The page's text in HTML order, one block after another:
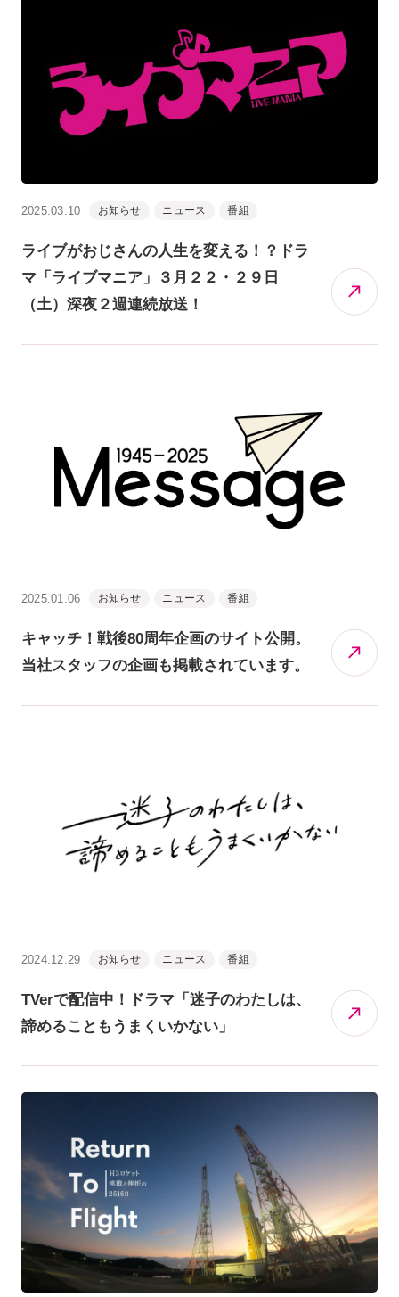
2025.03.10 お知らせ ニュース 番組
ライブがおじさんの人生を変える！？ドラ
マ「ライブマニア」３月２２・２９日
（土）深夜２週連続放送！
2025.01.06 お知らせ ニュース 番組
キャッチ！戦後80周年企画のサイト公開。
当社スタッフの企画も掲載されています。
2024.12.29 お知らせ ニュース 番組
TVerで配信中！ドラマ「迷子のわたしは、
諦めることもうまくいかない」